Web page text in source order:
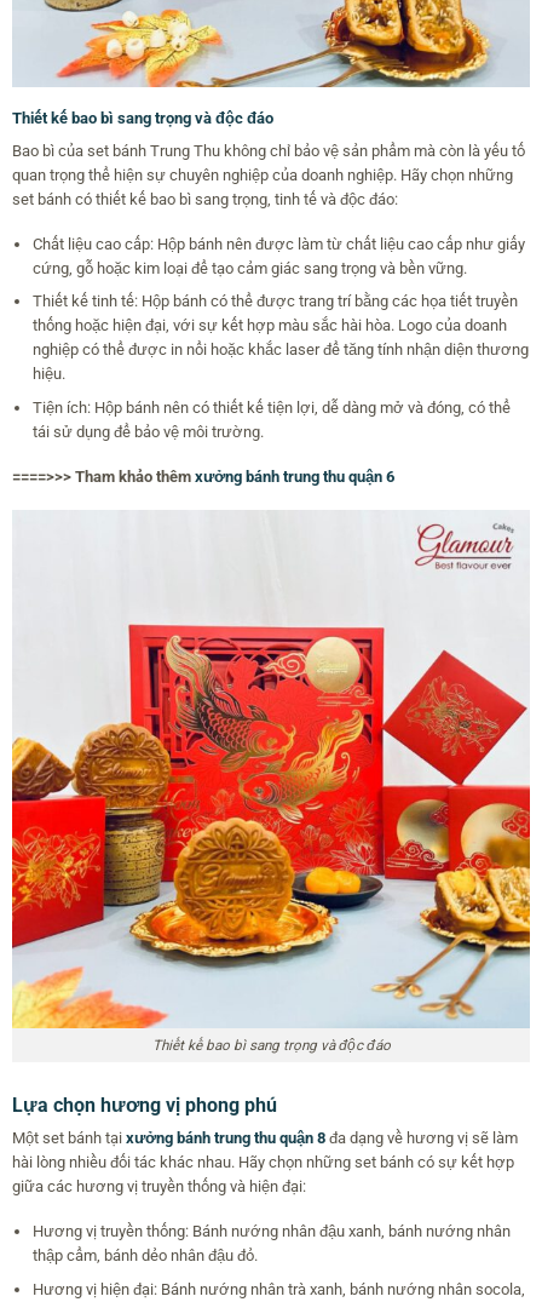
Thiết kế bao bì sang trọng và độc đáo
Bao bì của set bánh Trung Thu không chỉ bảo vệ sản phẩm mà còn là yếu tố
quan trọng thể hiện sự chuyên nghiệp của doanh nghiệp. Hãy chọn những
set bánh có thiết kế bao bì sang trọng, tinh tế và độc đáo:
Chất liệu cao cấp: Hộp bánh nên được làm từ chất liệu cao cấp như giấy
cứng, gỗ hoặc kim loại để tạo cảm giác sang trọng và bền vững.
Thiết kế tinh tế: Hộp bánh có thể được trang trí bằng các họa tiết truyền
thống hoặc hiện đại, với sự kết hợp màu sắc hài hòa. Logo của doanh
nghiệp có thể được in nổi hoặc khắc laser để tăng tính nhận diện thương
hiệu.
Tiện ích: Hộp bánh nên có thiết kế tiện lợi, dễ dàng mở và đóng, có thể
tái sử dụng để bảo vệ môi trường.
====>>> Tham khảo thêm xưởng bánh trung thu quận 6
Thiết kế bao bì sang trọng và độc đáo
Lựa chọn hương vị phong phú
Một set bánh tại xưởng bánh trung thu quận 8đa dạng về hương vị sẽ làm
hài lòng nhiều đối tác khác nhau. Hãy chọn những set bánh có sự kết hợp
giữa các hương vị truyền thống và hiện đại:
Hương vị truyền thống: Bánh nướng nhân đậu xanh, bánh nướng nhân
thập cẩm, bánh dẻo nhân đậu đỏ.
Hương vị hiện đại: Bánh nướng nhân trà xanh, bánh nướng nhân socola,